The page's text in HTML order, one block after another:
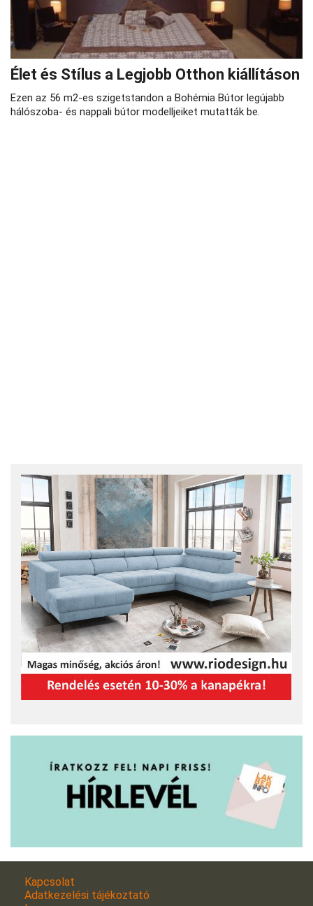
Élet és Stílus a Legjobb Otthon kiállításon
Ezen az 56 m2-es szigetstandon a Bohémia Bútor legújabb
hálószoba- és nappali bútor modelljeiket mutatták be.
Kapcsolat
Adatkezelési tájékoztató